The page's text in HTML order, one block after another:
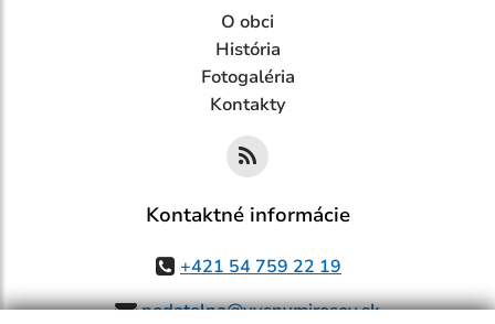
O obci
História
Fotogaléria
Kontakty
Kontaktné informácie
+421 54 759 22 19
podatelna@vysnymirosov.sk